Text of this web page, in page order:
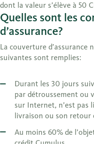
dont la valeur s’élève à 50
Quelles sont les
d’assurance?
La couverture d’assurance
suivantes sont remplies:
Durant les 30 jours
par détroussement ou
sur Internet, n’est pas
livraison ou son retour
Au moins 60% de